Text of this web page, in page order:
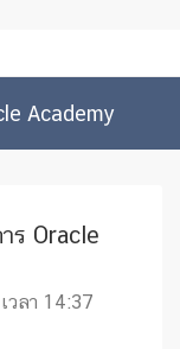
Academy
ร Oracle
วลา 14:37